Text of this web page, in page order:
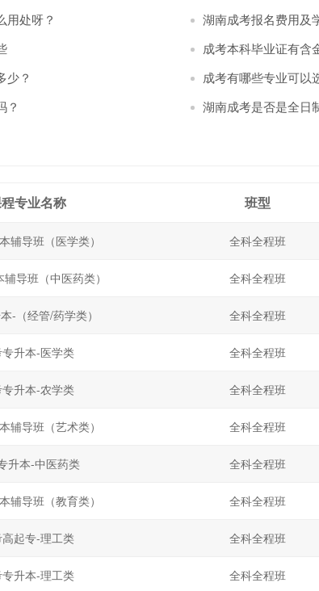
用处呀？
湖南成考报名费用及
成考本科毕业证有含
少？
成考有哪些专业可以
？
湖南成考是否是全日
专业名称 班型
辅导班（医学类） 全科全程班
导班（中医药类） 全科全程班
-（经管/药学类） 全科全程班
专升本-医学类 全科全程班
专升本-农学类 全科全程班
辅导班（艺术类） 全科全程班
升本-中医药类 全科全程班
辅导班（教育类） 全科全程班
高起专-理工类 全科全程班
专升本-理工类 全科全程班